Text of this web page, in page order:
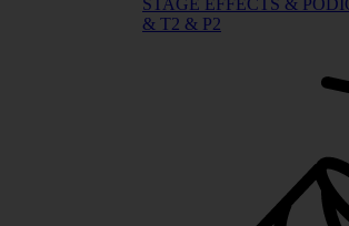
STAGE EFFECTS &
& T2 & P2